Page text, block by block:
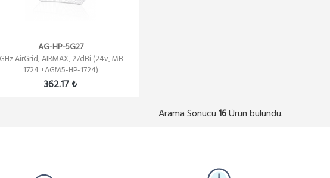
AG-HP-5G27
AirGrid, AIRMAX, 27dBi (24v, MB-
1724 +AGM5-HP-1724)
362.17 ₺
Arama Sonucu 16Ürün bulundu.